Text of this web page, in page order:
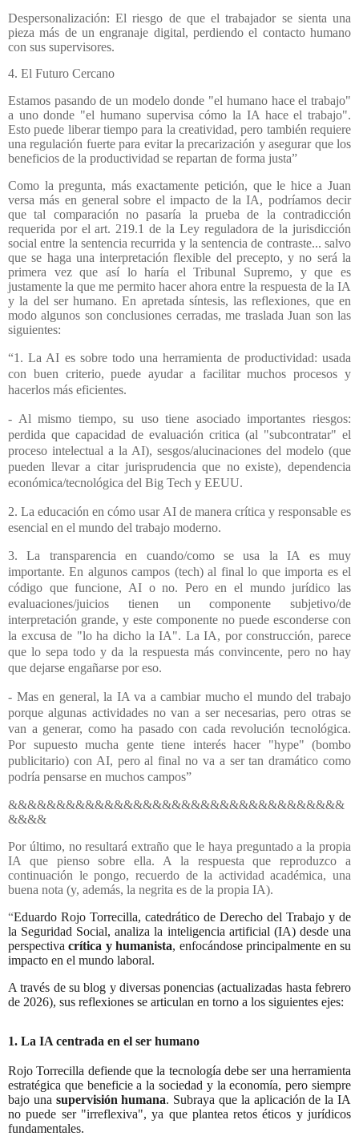
Despersonalización: El riesgo de que el trabajador se sienta una
pieza más de un engranaje digital, perdiendo el contacto humano
con sus supervisores.
4. El Futuro Cercano
Estamos pasando de un modelo donde "el humano hace el trabajo"
a uno donde "el humano supervisa cómo la IA hace el trabajo".
Esto puede liberar tiempo para la creatividad, pero también requiere
una regulación fuerte para evitar la precarización y asegurar que los
beneficios de la productividad se repartan de forma justa”
Como la pregunta, más exactamente petición, que le hice a Juan
versa más en general sobre el impacto de la IA, podríamos decir
que tal comparación no pasaría la prueba de la contradicción
requerida por el art. 219.1 de la Ley reguladora de la jurisdicción
social entre la sentencia recurrida y la sentencia de contraste... salvo
que se haga una interpretación flexible del precepto, y no será la
primera vez que así lo haría el Tribunal Supremo, y que es
justamente la que me permito hacer ahora entre la respuesta de la IA
y la del ser humano. En apretada síntesis, las reflexiones, que en
modo algunos son conclusiones cerradas, me traslada Juan son las
siguientes:
“1. La AI es sobre todo una herramienta de productividad: usada
con buen criterio, puede ayudar a facilitar muchos procesos y
hacerlos más eficientes.
- Al mismo tiempo, su uso tiene asociado importantes riesgos:
perdida que capacidad de evaluación critica (al "subcontratar" el
proceso intelectual a la AI), sesgos/alucinaciones del modelo (que
pueden llevar a citar jurisprudencia que no existe), dependencia
económica/tecnológica del Big Tech y EEUU.
2. La educación en cómo usar AI de manera crítica y responsable es
esencial en el mundo del trabajo moderno.
3. La transparencia en cuando/como se usa la IA es muy
importante. En algunos campos (tech) al final lo que importa es el
código que funcione, AI o no. Pero en el mundo jurídico las
evaluaciones/juicios tienen un componente subjetivo/de
interpretación grande, y este componente no puede esconderse con
la excusa de "lo ha dicho la IA". La IA, por construcción, parece
que lo sepa todo y da la respuesta más convincente, pero no hay
que dejarse engañarse por eso.
- Mas en general, la IA va a cambiar mucho el mundo del trabajo
porque algunas actividades no van a ser necesarias, pero otras se
van a generar, como ha pasado con cada revolución tecnológica.
Por supuesto mucha gente tiene interés hacer "hype" (bombo
publicitario) con AI, pero al final no va a ser tan dramático como
podría pensarse en muchos campos”
&&&&&&&&&&&&&&&&&&&&&&&&&&&&&&&&&&&
&&&&
Por último, no resultará extraño que le haya preguntado a la propia
IA que pienso sobre ella. A la respuesta que reproduzco a
continuación le pongo, recuerdo de la actividad académica, una
buena nota (y, además, la negrita es de la propia IA).
“Eduardo Rojo Torrecilla, catedrático de Derecho del Trabajo y de
la Seguridad Social, analiza la inteligencia artificial (IA) desde una
perspectivacrítica y humanista, enfocándose principalmente en su
impacto en el mundo laboral.
A través de su blog y diversas ponencias (actualizadas hasta febrero
de 2026), sus reflexiones se articulan en torno a los siguientes ejes:
1. La IA centrada en el ser humano
Rojo Torrecilla defiende que la tecnología debe ser una herramienta
estratégica que beneficie a la sociedad y la economía, pero siempre
bajo una supervisión humana. Subraya que la aplicación de la IA
no puede ser "irreflexiva", ya que plantea retos éticos y jurídicos
fundamentales.